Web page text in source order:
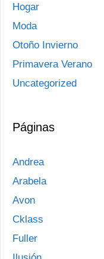
Hogar
Moda
Otoño Invierno
Primavera Verano
Uncategorized
Páginas
Andrea
Arabela
Avon
Cklass
Fuller